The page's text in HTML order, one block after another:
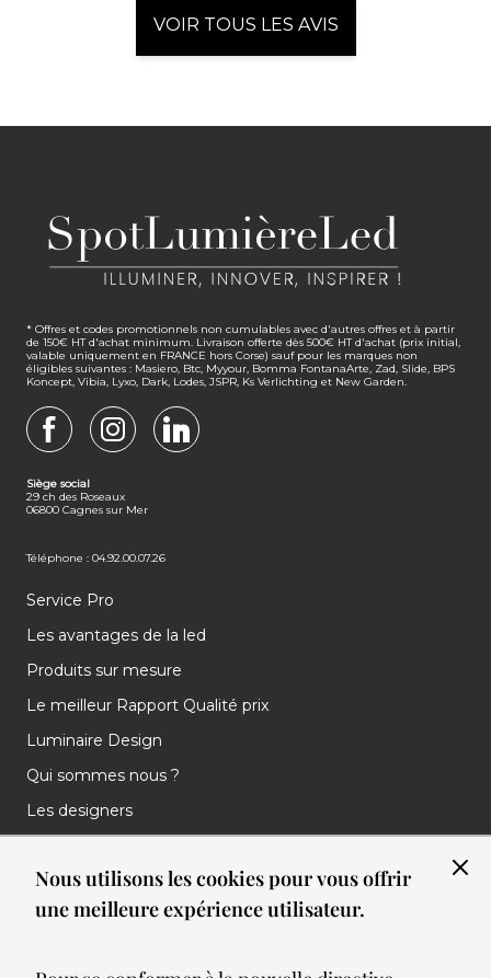
Nous utilisons les cookies pour vous offrir
une meilleure expérience utilisateur.
VOIR TOUS LES AVIS
* Offres et codes promotionnels non cumulables avec d'autres offres et à partir
de 150€ HT d'achat minimum. Livraison offerte dès 500€ HT d'achat (prix initial,
valable uniquement en FRANCE hors Corse) sauf pour les marques non
éligibles suivantes : Masiero, Btc, Myyour, Bomma FontanaArte, Zad, Slide, BPS
Koncept, Vibia, Lyxo, Dark, Lodes, JSPR, Ks Verlichting et New Garden.
Siège social
29 ch des Roseaux
06800 Cagnes sur Mer
Téléphone : 04.92.00.07.26
Service Pro
Les avantages de la led
Produits sur mesure
Le meilleur Rapport Qualité prix
Luminaire Design
Qui sommes nous ?
Les designers
Nos réalisations
Nos Clients